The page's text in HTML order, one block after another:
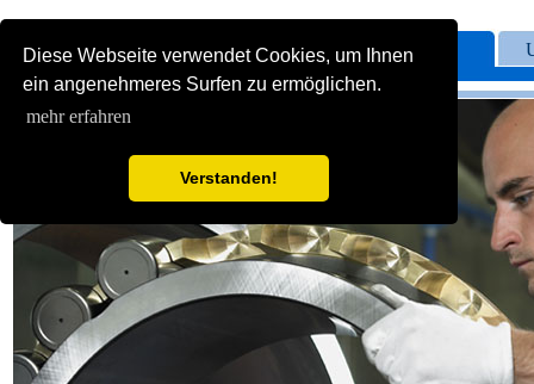
Diese Webseite verwendet Cookies, um Ihnen
ein angenehmeres Surfen zu ermöglichen.
mehr erfahren
Verstanden!
Home